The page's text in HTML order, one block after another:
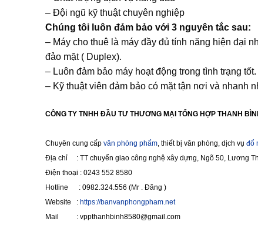
– Đội ngũ kỹ thuật chuyên nghiệp
Chúng tôi luôn đảm bảo với 3 nguyên tắc sau:
– Máy cho thuê là máy đầy đủ tính năng hiện đại
đảo mặt ( Duplex).
– Luôn đảm bảo máy hoạt động trong tình trạng tốt.
– Kỹ thuật viên đảm bảo có mặt tận nơi và nhanh
CÔNG TY TNHH ĐẦU TƯ THƯƠNG MẠI TỔNG HỢP THANH
Chuyên cung cấp văn phòng phẩm, thiết bị văn phòng, dịch vụ đổ
Địa chỉ : TT chuyển giao công nghệ xây dựng, Ngõ 50, Lương
Điện thoại : 0243 552 8580
Hotline : 0982.324.556 (Mr . Đăng )
Website : https://banvanphongpham.net
Mail : vppthanhbinh8580@gmail.com